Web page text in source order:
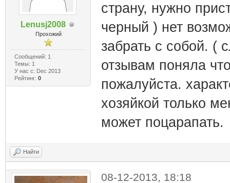
Lenusj2008
Прохожий
Сообщений: 1
Темы: 1
У нас с: Dec 2013
Рейтинг: 0
страну, нужно
черный ) нет
забрать с собой. (
отзывам поняла
пожалуйста.
хозяйкой только
может поцарапать.
Найти
08-12-2013, 18:18